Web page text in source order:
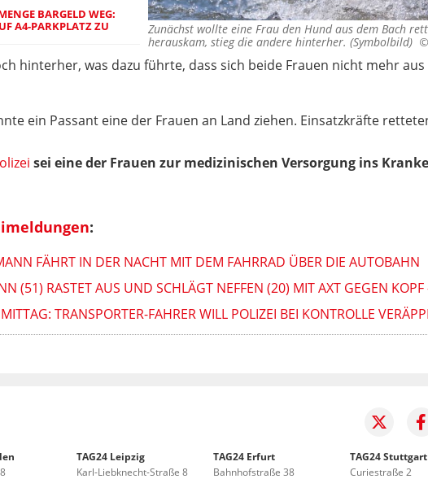
Zunächst wollte eine Frau den Hund aus dem Bach
herauskam, stieg die andere hinterher. (Symbolbild) ©
BARGELD WEG:
A4-PARKPLATZ ZU
hinterher, was dazu führte, dass sich beide Frauen nicht mehr
ein Passant eine der Frauen an Land ziehen. Einsatzkräfte
sei eine der Frauen zur medizinischen Versorgung ins
:
FÄHRT IN DER NACHT MIT DEM FAHRRAD ÜBER DIE AUTOBAHN
(51) RASTET AUS UND SCHLÄGT NEFFEN (20) MIT AXT GEGEN KOPF
TRANSPORTER-FAHRER WILL POLIZEI BEI KONTROLLE
TAG24 Leipzig
Karl-Liebknecht-Straße 8
TAG24 Erfurt
Bahnhofstraße 38
TAG24 Stuttgart
Curiestraße 2